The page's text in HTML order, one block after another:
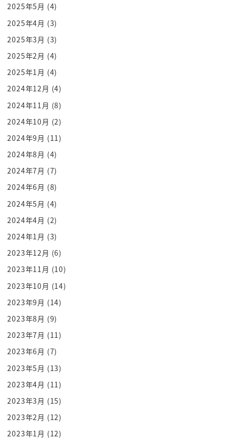
ねえ意外ですよね出家種
あのねあの家何何シュールなんですよとかって言う
人いるけど
お葬式の時ねそんな感じでしたよみたいなことを
日々るっていうけど
1年出家しろっていうふうに言われてもないですねう
ち6今日だからその12初級支部
だなーって言われないというね
そこはまぁ結構違うんだよと
いうね仏教の中でも大きくに派に分かれるよってい
うところは結構いいし知識としてね
あのカトリックプロテスタントが違うよとかねスン
ナ派とシーア派ら違うよとかね
ええまあ大丈夫京都上座部仏教が違うよとこういう
ところまで言えるのですね
仏教イスラム教技術と業っていうだけのに理解
よりですね一方深まって歴史が分かると思いますね
ぜひあの覚えて頂ければと思います
そんな中この体位の一番のですね個性が東南アジア
王国なのであると
ここなんですよなんで植民地にならなかったのと
ね入った大航海時代に
ペインボルドがれがやってきてその後イギリスとフ
ランスもやってきて
大在がありますよねねその後日本軍がきますよね
どれも東南アジアというのは植民地ション組で植民
地の連続だったわけなんですけど
そんながずーっとなんてなんでか原因は2つあるとい
うふうに池上さんが教えてくれ
ますありがとうございます
2025年5月 (4)
2025年4月 (3)
2025年3月 (3)
2025年2月 (4)
2025年1月 (4)
2024年12月 (4)
2024年11月 (8)
2024年10月 (2)
2024年9月 (11)
2024年8月 (4)
2024年7月 (7)
2024年6月 (8)
2024年5月 (4)
2024年4月 (2)
2024年1月 (3)
2023年12月 (6)
2023年11月 (10)
2023年10月 (14)
2023年9月 (14)
2023年8月 (9)
2023年7月 (11)
2023年6月 (7)
2023年5月 (13)
2023年4月 (11)
2023年3月 (15)
2023年2月 (12)
2023年1月 (12)